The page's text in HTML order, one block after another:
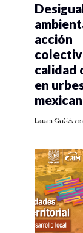
0
acción
calidad
en
Laura